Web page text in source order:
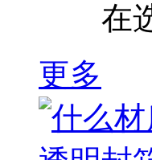
在选
更多